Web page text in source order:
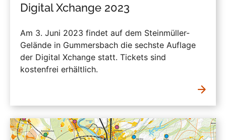
Digital Xchange 2023
Am 3. Juni 2023 findet auf dem Steinmüller-
Gelände in Gummersbach die sechste Auflage
der Digital Xchange statt. Tickets sind
kostenfrei erhältlich.